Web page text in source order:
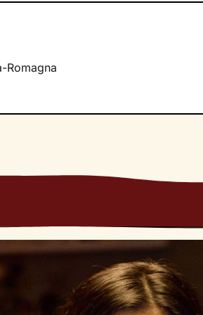
con modalità nuove.
Romagna